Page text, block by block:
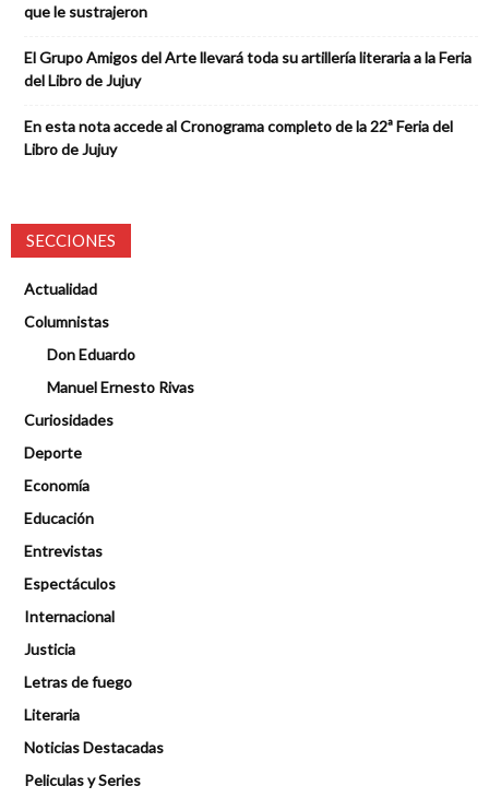
que le sustrajeron
El Grupo Amigos del Arte llevará toda su artillería literaria a la Feria
del Libro de Jujuy
En esta nota accede al Cronograma completo de la 22ª Feria del
Libro de Jujuy
SECCIONES
Actualidad
Columnistas
Don Eduardo
Manuel Ernesto Rivas
Curiosidades
Deporte
Economía
Educación
Entrevistas
Espectáculos
Internacional
Justicia
Letras de fuego
Literaria
Noticias Destacadas
Peliculas y Series